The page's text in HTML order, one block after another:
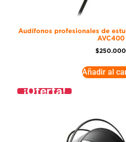
Audífonos profesionales de
AVC400
$250.000
Añadir al
¡Oferta!